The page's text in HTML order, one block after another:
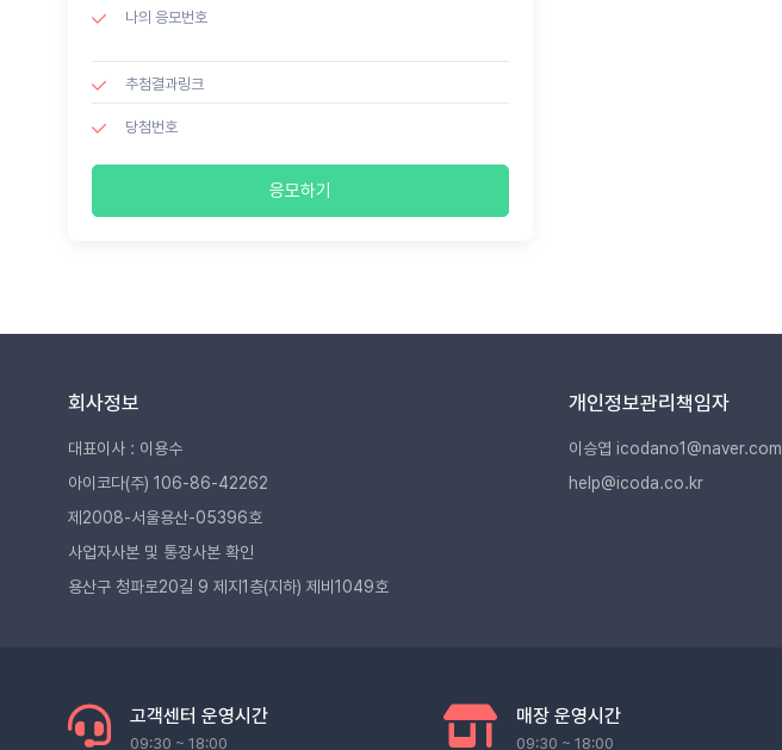
나의 응모번호
추첨결과링크
당첨번호
응모하기
회사정보
대표이사 : 이용수
아이코다(주) 106-86-42262
제2008-서울용산-05396호
사업자사본 및 통장사본 확인
용산구 청파로20길 9 제지1층(지하) 제비1049호
개인정보관리책임자
이승엽 icodano1@naver.com
help@icoda.co.kr
고객센터 운영시간
09:30 ~ 18:00
매장 운영시간
09:30 ~ 18:00